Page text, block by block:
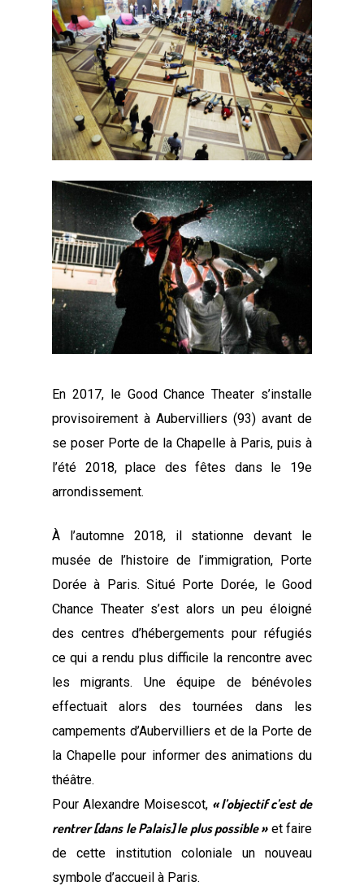
En 2017, le Good Chance Theater s’installe
provisoirement à Aubervilliers (93) avant de
se poser Porte de la Chapelle à Paris, puis à
l’été 2018, place des fêtes dans le 19e
arrondissement.
À l’automne 2018, il stationne devant le
musée de l’histoire de l’immigration, Porte
Dorée à Paris. Situé Porte Dorée, le Good
Chance Theater s’est alors un peu éloigné
des centres d’hébergements pour réfugiés
ce qui a rendu plus difficile la rencontre avec
les migrants. Une équipe de bénévoles
effectuait alors des tournées dans les
campements d’Aubervilliers et de la Porte de
la Chapelle pour informer des animations du
théâtre.
Pour Alexandre Moisescot, « l’objectif c’est de
rentrer [dans le Palais] le plus possible »et faire
de cette institution coloniale un nouveau
symbole d’accueil à Paris.